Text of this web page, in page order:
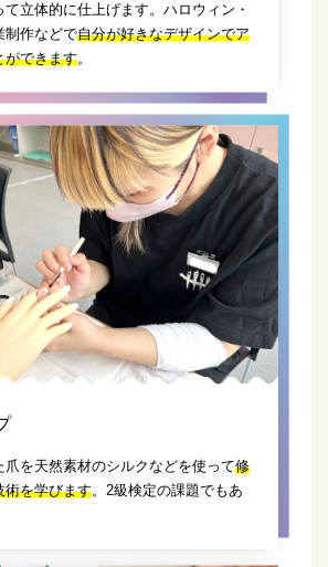
て立体的に仕上げます。ハロウィン・
制作などで自分が好きなデザインでア
ができます。
爪を天然素材のシルクなどを使って修
術を学びます。2級検定の課題でもあ